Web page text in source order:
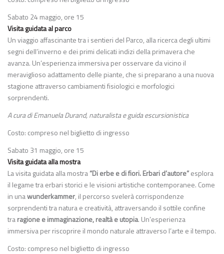
Sabato 24 maggio, ore 15
Visita guidata al parco
Un viaggio affascinante tra i sentieri del Parco, alla ricerca degli ultimi
segni dell’inverno e dei primi delicati indizi della primavera che
avanza. Un’esperienza immersiva per osservare da vicino il
meraviglioso adattamento delle piante, che si preparano a una nuova
stagione attraverso cambiamenti fisiologici e morfologici
sorprendenti.
A cura di Emanuela Durand, naturalista e guida escursionistica
Costo: compreso nel biglietto di ingresso
Sabato 31 maggio, ore 15
Visita guidata alla mostra
La visita guidata alla mostra“Di erbe e di fiori. Erbari d’autore”esplora
il legame tra erbari storici e le visioni artistiche contemporanee. Come
in unawunderkammer, il percorso svelerà corrispondenze
sorprendenti tra natura e creatività, attraversando il sottile confine
traragione e immaginazione, realtà e utopia. Un’esperienza
immersiva per riscoprire il mondo naturale attraverso l’arte e il tempo.
Costo: compreso nel biglietto di ingresso